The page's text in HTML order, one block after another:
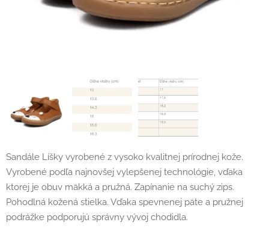
Sandále Líšky vyrobené z vysoko kvalitnej prírodnej kože.
Vyrobené podľa najnovšej vylepšenej technológie, vďaka
ktorej je obuv mäkká a pružná. Zapínanie na suchý zips.
Pohodlná kožená stielka. Vďaka spevnenej päte a pružnej
podrážke podporujú správny vývoj chodidla.